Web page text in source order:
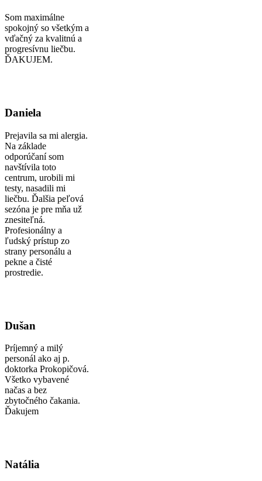
Som maximálne
spokojný so všetkým a
vďačný za kvalitnú a
progresívnu liečbu.
ĎAKUJEM.
Daniela
Prejavila sa mi alergia.
Na základe
odporúčaní som
navštívila toto
centrum, urobili mi
testy, nasadili mi
liečbu. Ďalšia peľová
sezóna je pre mňa už
znesiteľná.
Profesionálny a
ľudský prístup zo
strany personálu a
pekne a čisté
prostredie.
Dušan
Príjemný a milý
personál ako aj p.
doktorka Prokopičová.
Všetko vybavené
načas a bez
zbytočného čakania.
Ďakujem
Natália